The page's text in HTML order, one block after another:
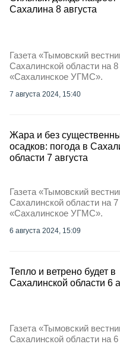
Сахалина 8 августа
Газета «Тымовский
Сахалинской области на
«Сахалинское УГМС».
7 августа 2024, 15:40
Жара и без
осадков: погода в
области 7 августа
Газета «Тымовский
Сахалинской области на
«Сахалинское УГМС».
6 августа 2024, 15:09
Тепло и ветрено будет в
Сахалинской области 6
Газета «Тымовский
Сахалинской области на